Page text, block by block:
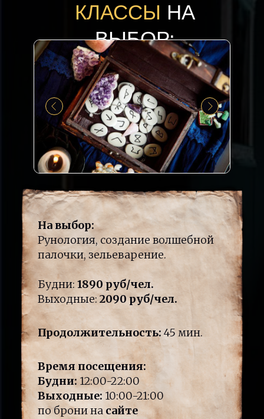
КЛАССЫ НА
ВЫБОР:
Продолжительность: 45 мин.
На выбор:
Рунология, создание волшебной
палочки, зельеварение.
Будни: 1890 руб/чел.
Выходные:2090 руб/чел.
Время посещения:
Будни:12:00-22:00
Выходные: 10:00-21:00
по брони на сайте